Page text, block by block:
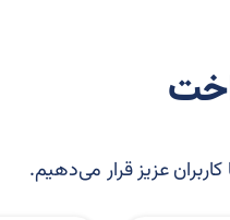
عزیز قرار می‌دهیم.